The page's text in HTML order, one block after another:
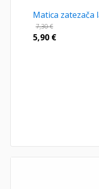
Matica zatezača
7,30€
5,90 €